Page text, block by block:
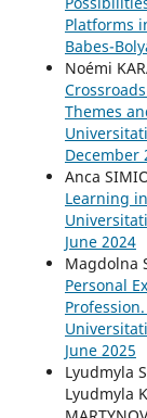
Platforms
Babes-
Noémi
Themes
December
Anca
Learning
June 2024
Magdolna
Personal
June 2025
Lyudmyla
Lyudmyla